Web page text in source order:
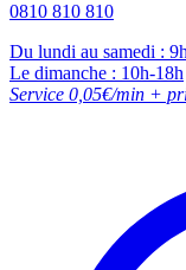
0810 810 810
Du lundi au samedi :
Le dimanche : 10h-18h
Service 0,05€/min +